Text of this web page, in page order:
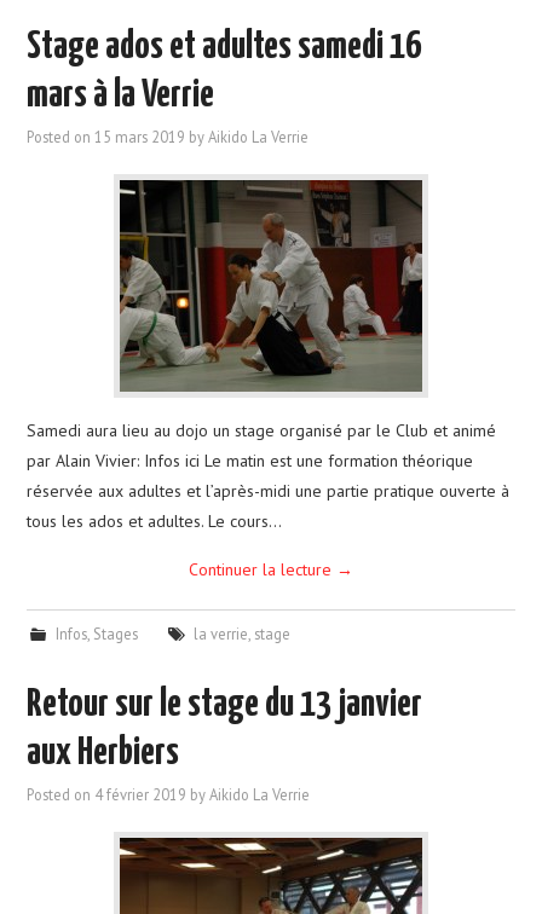
Stage ados et adultes samedi 16
mars à la Verrie
Posted on15 mars 2019 byAikido La Verrie
Samedi aura lieu au dojo un stage organisé par le Club et animé
par Alain Vivier: Infos ici Le matin est une formation théorique
réservée aux adultes et l’après-midi une partie pratique ouverte à
tous les ados et adultes. Le cours…
Continuer la lecture →
Infos, Stages la verrie, stage
Retour sur le stage du 13 janvier
aux Herbiers
Posted on 4 février 2019 byAikido La Verrie